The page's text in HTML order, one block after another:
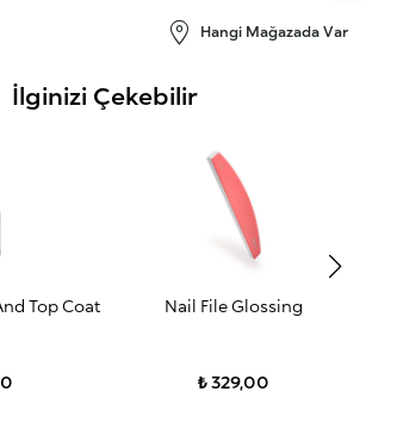
Hangi Mağazada Var
İlginizi Çekebilir
Top Coat Nail File Glossing
₺ 329,00